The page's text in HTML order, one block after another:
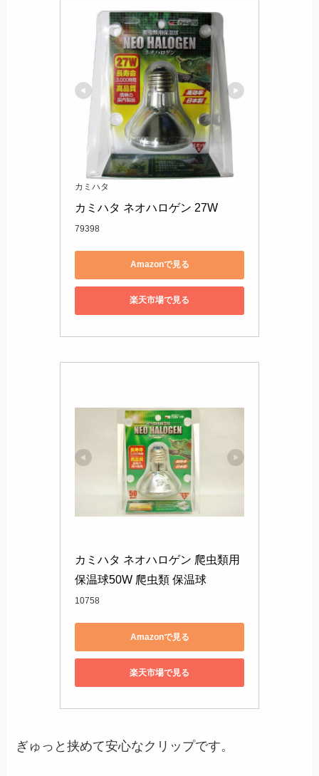
カミハタ
カミハタ ネオハロゲン 27W
79398
Amazonで見る
楽天市場で見る
カミハタ ネオハロゲン 爬虫類用
保温球50W 爬虫類 保温球
10758
Amazonで見る
楽天市場で見る
ぎゅっと挟めて安心なクリップです。